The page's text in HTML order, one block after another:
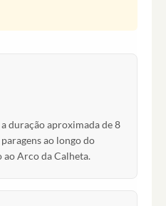
duração aproximada de 8
ao longo do
Arco da Calheta.